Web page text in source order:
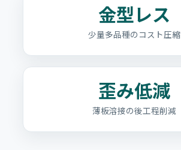
金型レス
少量多品種のコスト圧縮
歪み低減
薄板溶接の後工程削減